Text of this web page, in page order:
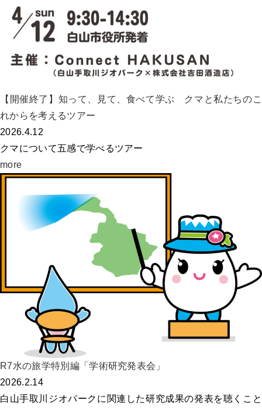
【開催終了】知って、見て、食べて学ぶ クマと私たちのこ
れからを考えるツアー
2026.4.12
クマについて五感で学べるツアー
more
R7水の旅学特別編「学術研究発表会」
2026.2.14
白山手取川ジオパークに関連した研究成果の発表を聴くこと